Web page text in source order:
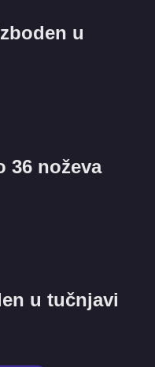
u
36 noževa
u tučnjavi